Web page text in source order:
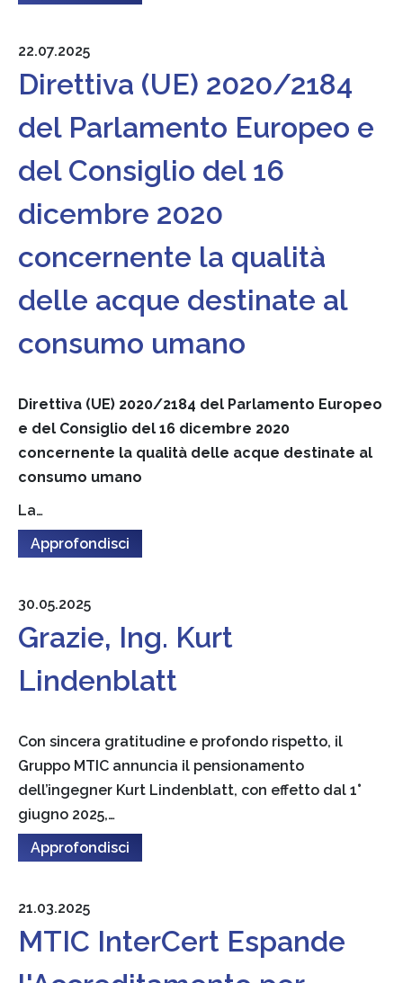
22.07.2025
Direttiva (UE) 2020/2184
del Parlamento Europeo e
del Consiglio del 16
dicembre 2020
concernente la qualità
delle acque destinate al
consumo umano
Direttiva (UE) 2020/2184 del Parlamento Europeo
e del Consiglio del 16 dicembre 2020
concernente la qualità delle acque destinate al
consumo umano
La…
Approfondisci
30.05.2025
Grazie, Ing. Kurt
Lindenblatt
Con sincera gratitudine e profondo rispetto, il
Gruppo MTIC annuncia il pensionamento
dell’ingegner Kurt Lindenblatt, con effetto dal 1°
giugno 2025,…
Approfondisci
21.03.2025
MTIC InterCert Espande